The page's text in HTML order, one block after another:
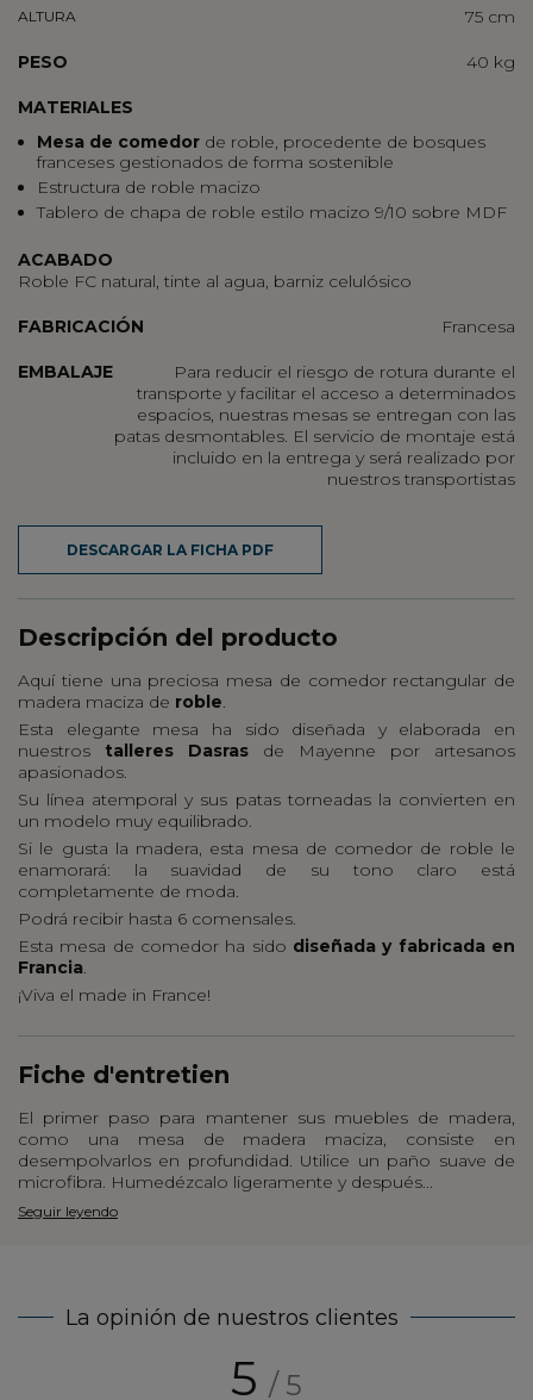
ALTURA 75 cm
PESO 40 kg
MATERIALES
Mesa de comedor de roble, procedente de bosques
franceses gestionados de forma sostenible
Estructura de roble macizo
Tablero de chapa de roble estilo macizo 9/10 sobre MDF
ACABADO
Roble FC natural, tinte al agua, barniz celulósico
FABRICACIÓN Francesa
EMBALAJE
Para reducir el riesgo de rotura durante el
transporte y facilitar el acceso a determinados
espacios, nuestras mesas se entregan con las
patas desmontables. El servicio de montaje está
incluido en la entrega y será realizado por
nuestros transportistas
DESCARGAR LA FICHA PDF
Descripción del producto
Aquí tiene una preciosa mesa de comedor rectangular de
madera maciza de roble.
Esta elegante mesa ha sido diseñada y elaborada en
nuestros talleres Dasras de Mayenne por artesanos
apasionados.
Su línea atemporal y sus patas torneadas la convierten en
un modelo muy equilibrado.
Si le gusta la madera, esta mesa de comedor de roble le
enamorará: la suavidad de su tono claro está
completamente de moda.
Podrá recibir hasta 6 comensales.
Esta mesa de comedor ha sido diseñada y fabricada en
Francia.
¡Viva el made in France!
Fiche d'entretien
El primer paso para mantener sus muebles de madera,
como una mesa de madera maciza, consiste en
desempolvarlos en profundidad. Utilice un paño suave de
microfibra. Humedézcalo ligeramente y después...
Seguir leyendo
La opinión de nuestros clientes
5 / 5